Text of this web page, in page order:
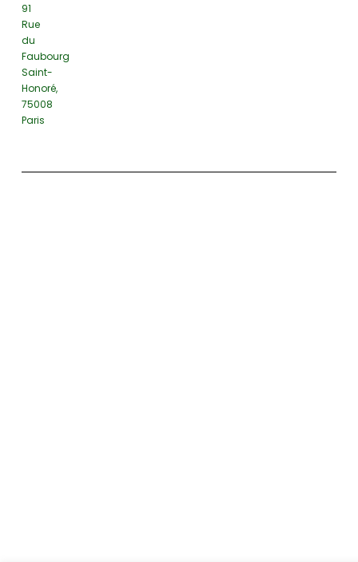
91
Rue
du
Faubourg
Saint-
Honoré,
75008
Paris